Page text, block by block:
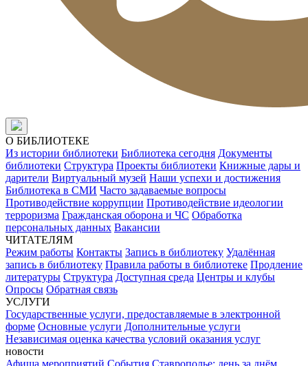
О БИБЛИОТЕКЕ
Из истории библиотеки Библиотека сегодня Документы
библиотеки Структура Проекты библиотеки Книжные дары и
дарители Виртуальный музей Наши успехи и достижения
Библиотека в СМИ Часто задаваемые вопросы
Противодействие коррупции Противодействие идеологии
терроризма Гражданская оборона и ЧС Обработка
персональных данных Вакансии
ЧИТАТЕЛЯМ
Режим работы Контакты Запись в библиотеку Удалённая
запись в библиотеку Правила работы в библиотеке Продление
литературы Структура Доступная среда Центры и клубы
Опросы Обратная связь
УСЛУГИ
Государственные услуги, предоставляемые в электронной
форме Основные услуги Дополнительные услуги
Независимая оценка качества условий оказания услуг
новости
Афиша мероприятий События Ставрополье: день за днём